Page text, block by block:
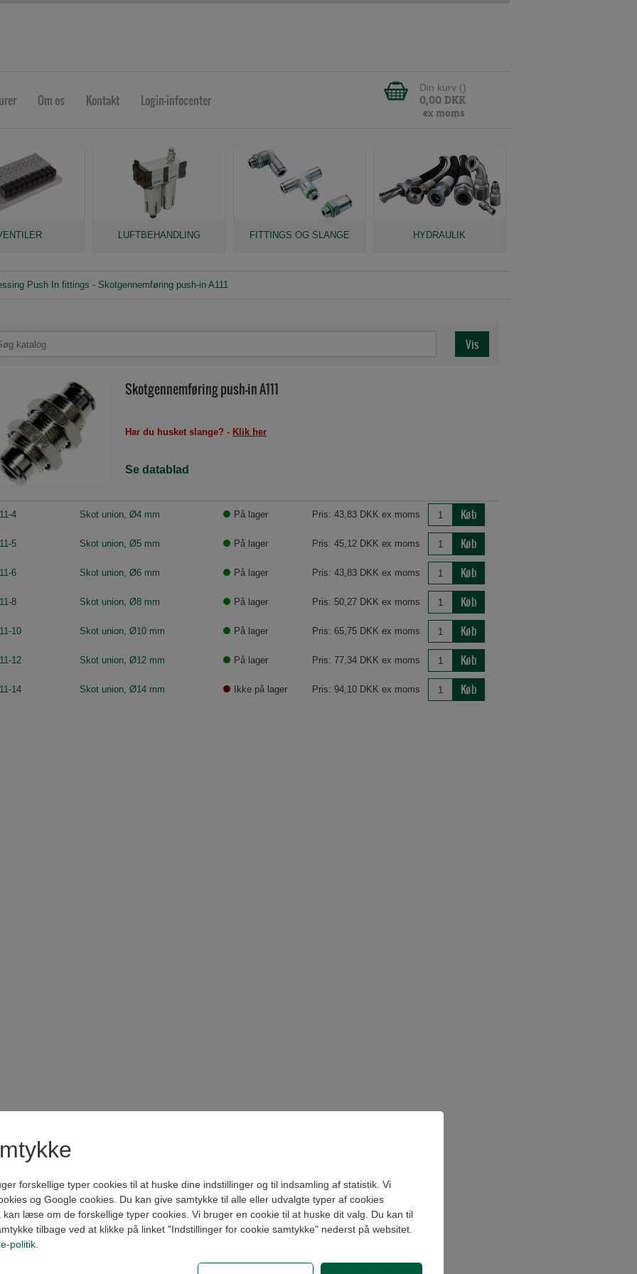
Om os Kontakt Login-infocenter
Din kurv ()
0,00 DKK
ex moms
LUFTBEHANDLING FITTINGS OG SLANGE HYDRAULIK
Push In fittings - Skotgennemføring push-in A111
Skotgennemføring push-in A111
Har du husket slange? - Klik her
Se datablad
4 Skot union, Ø4 mm På lager Pris: 43,83 DKK ex moms Køb
5 Skot union, Ø5 mm På lager Pris: 45,12 DKK ex moms Køb
6 Skot union, Ø6 mm På lager Pris: 43,83 DKK ex moms Køb
8 Skot union, Ø8 mm På lager Pris: 50,27 DKK ex moms Køb
10 Skot union, Ø10 mm På lager Pris: 65,75 DKK ex moms Køb
12 Skot union, Ø12 mm På lager Pris: 77,34 DKK ex moms Køb
14 Skot union, Ø14 mm Ikke på lager Pris: 94,10 DKK ex moms Køb
forskellige typer cookies til at huske dine indstillinger og til indsamling af statistik. Vi
og Google cookies. Du kan give samtykke til alle eller udvalgte typer af cookies
kan læse om de forskellige typer cookies. Vi bruger en cookie til at huske dit valg. Du kan til
tilbage ved at klikke på linket "Indstillinger for cookie samtykke" nederst på websitet.
politik